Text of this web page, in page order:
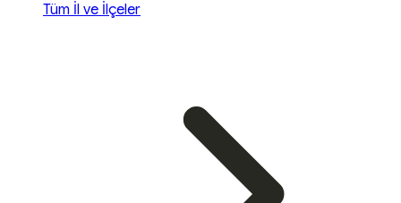
Tüm İl ve İlçeler